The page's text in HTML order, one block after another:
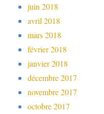
juin 2018
avril 2018
mars 2018
février 2018
janvier 2018
décembre 2017
novembre 2017
octobre 2017